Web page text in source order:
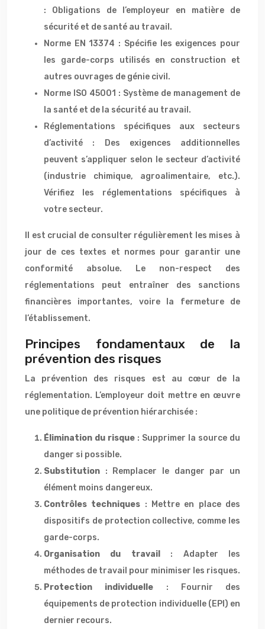
: Obligations de l’employeur en matière de
sécurité et de santé au travail.
Norme EN 13374 : Spécifie les exigences pour
les garde-corps utilisés en construction et
autres ouvrages de génie civil.
Norme ISO 45001 : Système de management de
la santé et de la sécurité au travail.
Réglementations spécifiques aux secteurs
d’activité : Des exigences additionnelles
peuvent s’appliquer selon le secteur d’activité
(industrie chimique, agroalimentaire, etc.).
Vérifiez les réglementations spécifiques à
votre secteur.
Il est crucial de consulter régulièrement les mises à
jour de ces textes et normes pour garantir une
conformité absolue. Le non-respect des
réglementations peut entraîner des sanctions
financières importantes, voire la fermeture de
l’établissement.
Principes fondamentaux de la
prévention des risques
La prévention des risques est au cœur de la
réglementation. L’employeur doit mettre en œuvre
une politique de prévention hiérarchisée :
Élimination du risque : Supprimer la source du
danger si possible.
Substitution : Remplacer le danger par un
élément moins dangereux.
Contrôles techniques : Mettre en place des
dispositifs de protection collective, comme les
garde-corps.
Organisation du travail : Adapter les
méthodes de travail pour minimiser les risques.
Protection individuelle : Fournir des
équipements de protection individuelle (EPI) en
dernier recours.